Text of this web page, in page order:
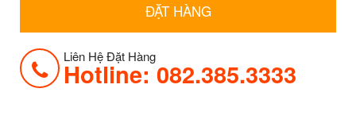
ĐẶT HÀNG
Liên Hệ Đặt Hàng
Hotline: 082.385.3333